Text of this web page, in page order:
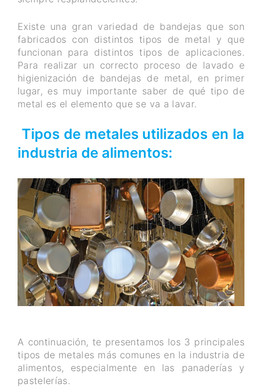
Existe una gran variedad de bandejas que son
fabricados con distintos tipos de metal y que
funcionan para distintos tipos de aplicaciones.
Para realizar un correcto proceso de lavado e
higienización de bandejas de metal, en primer
lugar, es muy importante saber de qué tipo de
metal es el elemento que se va a lavar.
Tipos de metales utilizados en la
industria de alimentos:
A continuación, te presentamos los 3 principales
tipos de metales más comunes en la industria de
alimentos, especialmente en las panaderías y
pastelerías.